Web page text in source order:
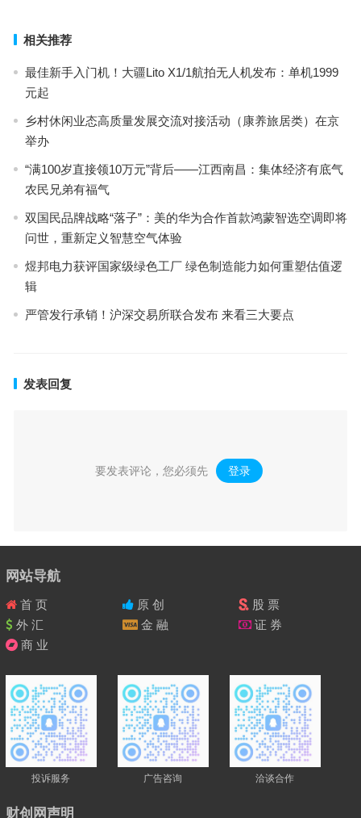
相关推荐
最佳新手入门机！大疆Lito X1/1航拍无人机发布：单机1999
元起
乡村休闲业态高质量发展交流对接活动（康养旅居类）在京
举办
“满100岁直接领10万元”背后——江西南昌：集体经济有底气
农民兄弟有福气
双国民品牌战略“落子”：美的华为合作首款鸿蒙智选空调即将
问世，重新定义智慧空气体验
煜邦电力获评国家级绿色工厂 绿色制造能力如何重塑估值逻
辑
严管发行承销！沪深交易所联合发布 来看三大要点
发表回复
要发表评论，您必须先 登录 。
网站导航
首 页 原 创
股 票
外 汇
金 融
证 券
商 业
投诉服务 广告咨询 洽谈合作
财创网声明